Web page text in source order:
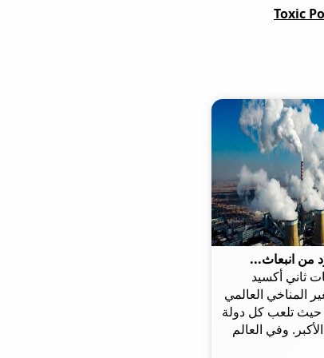
Toxic
من انبعاث...
ثاني أكسيد
المناخي العالمي
حيث تلعب كل دولة
وفي العالم